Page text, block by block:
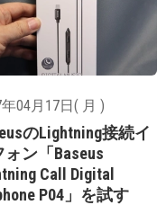
04月17日( 月 )
のLightning接続イ
ォン「Baseus
Call Digital
P04」を試す